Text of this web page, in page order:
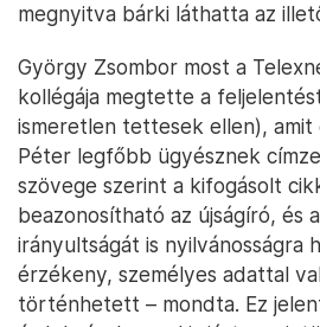
megnyitva bárki láthatta az
György Zsombor most a
kollégája megtette a
ismeretlen tettesek ellen), amit
Péter legfőbb ügyésznek
szövege szerint a kifogásolt
beazonosítható az újságíró, és
irányultságát is nyilvánosságra
érzékeny, személyes adattal
történhetett – mondta. Ez